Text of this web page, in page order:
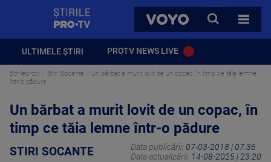
VOYO
CAUTA
TOATE
ULTIMELE ȘTIRI PROTV NEWS LIVE
Stirileprotv Stiri Socante
Un bărbat a murit lovit de un copac, în timp ce tăia lemne
într-o pădure
Un bărbat a murit lovit de un copac, în
timp ce tăia lemne într-o pădure
STIRI SOCANTE Data publicării: 07-03-2018 | 07:36
Data actualizării: 14-08-2025 | 23:20